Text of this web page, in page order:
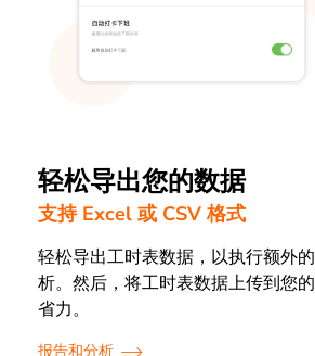
轻松导出您的数据
支持 Excel 或 CSV 格式
轻松导出工时表数据，以执行额外
析。然后，将工时表数据上传到您
省力。
报告和分析